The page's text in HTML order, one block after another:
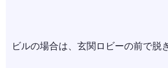
ビルの場合は、玄関ロビーの前で脱